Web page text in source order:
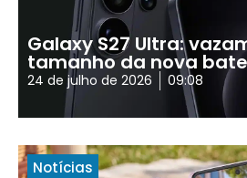
Galaxy S27 Ultra:
tamanho da nova
24 de julho de 2026 09:08
Notícias